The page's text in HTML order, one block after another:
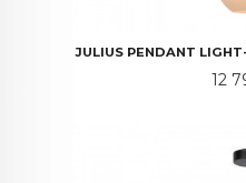
JULIUS PENDANT
Pris
12